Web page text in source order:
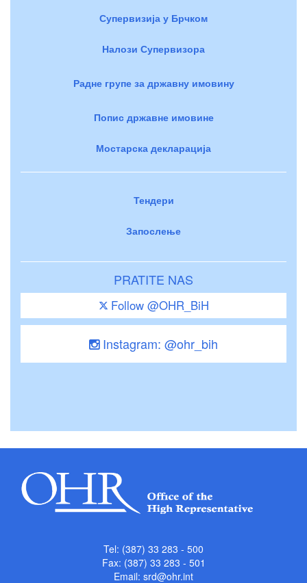
Супервизија у Брчком
Налози Супервизора
Радне групе за државну имовину
Попис државне имовине
Мостарска декларација
Тендери
Запослење
PRATITE NAS
Follow @OHR_BiH
Instagram: @ohr_bih
Tel: (387) 33 283 - 500
Fax: (387) 33 283 - 501
Email: srd@ohr.int